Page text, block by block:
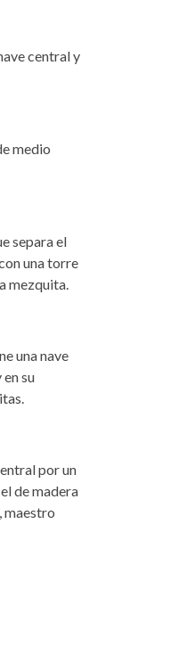
central y
medio
separa el
una torre
mezquita.
una nave
su
por un
de madera
maestro